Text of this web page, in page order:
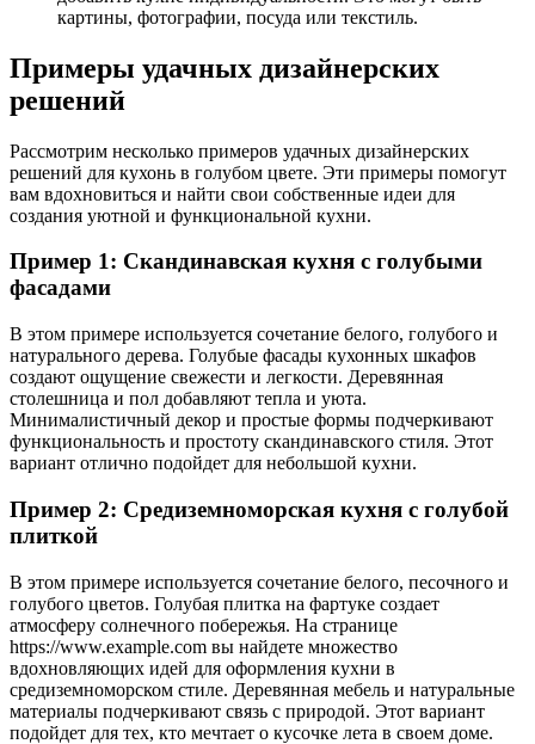
картины, фотографии, посуда или текстиль.
Примеры удачных дизайнерских
решений
Рассмотрим несколько примеров удачных дизайнерских
решений для кухонь в голубом цвете. Эти примеры помогут
вам вдохновиться и найти свои собственные идеи для
создания уютной и функциональной кухни.
Пример 1: Скандинавская кухня с голубыми
фасадами
В этом примере используется сочетание белого, голубого и
натурального дерева. Голубые фасады кухонных шкафов
создают ощущение свежести и легкости. Деревянная
столешница и пол добавляют тепла и уюта.
Минималистичный декор и простые формы подчеркивают
функциональность и простоту скандинавского стиля. Этот
вариант отлично подойдет для небольшой кухни.
Пример 2: Средиземноморская кухня с голубой
плиткой
В этом примере используется сочетание белого, песочного и
голубого цветов. Голубая плитка на фартуке создает
атмосферу солнечного побережья. На странице
https://www.example.com вы найдете множество
вдохновляющих идей для оформления кухни в
средиземноморском стиле. Деревянная мебель и натуральные
материалы подчеркивают связь с природой. Этот вариант
подойдет для тех, кто мечтает о кусочке лета в своем доме.